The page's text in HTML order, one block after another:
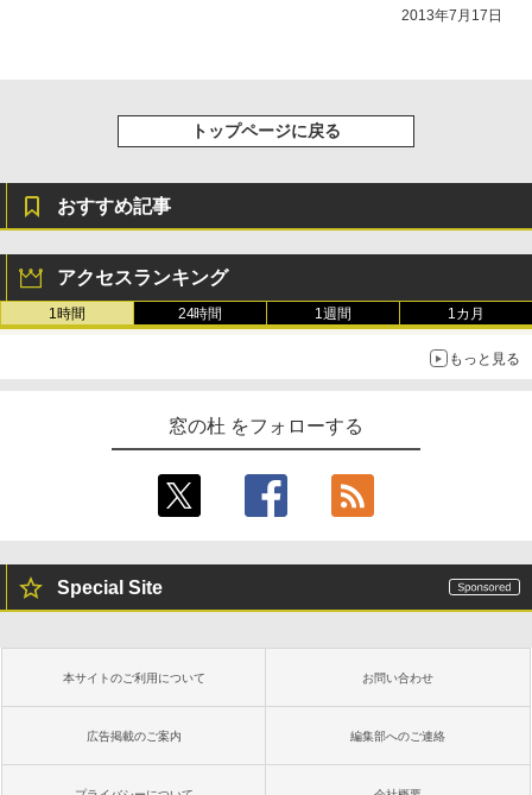
2013年7月17日
トップページに戻る
おすすめ記事
アクセスランキング
1時間 24時間 1週間 1カ月
もっと見る
窓の杜 をフォローする
Special Site
本サイトのご利用について お問い合わせ
広告掲載のご案内 編集部へのご連絡